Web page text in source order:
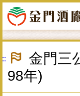
跳
主
:::
金門三
98年)